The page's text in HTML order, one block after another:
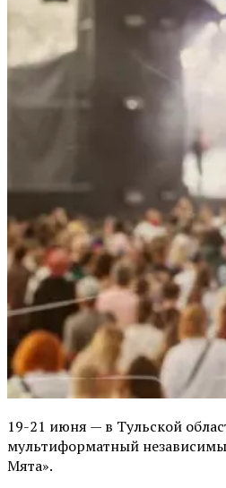
19-21 июня — в Тульской
мультиформатный
Мята».